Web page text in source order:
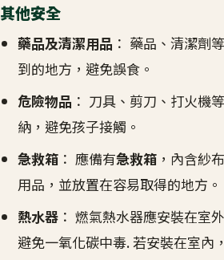
其他安全
藥品及清潔用品 ： 藥品、清潔劑
到的地方，避免誤食。
危險物品 ： 刀具、剪刀、打火機
納，避免孩子接觸。
急救箱 ： 應備有急救箱 ，內含紗
用品，並放置在容易取得的地方。
熱水器 ： 燃氣熱水器應安裝在室
避免一氧化碳中毒. 若安裝在室內